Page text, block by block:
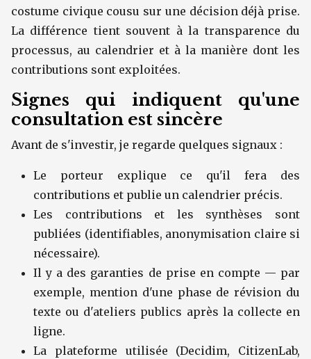
costume civique cousu sur une décision déjà prise.
La différence tient souvent à la transparence du
processus, au calendrier et à la manière dont les
contributions sont exploitées.
Signes qui indiquent qu'une
consultation est sincère
Avant de s'investir, je regarde quelques signaux :
Le porteur explique ce qu'il fera des
contributions et publie un calendrier précis.
Les contributions et les synthèses sont
publiées (identifiables, anonymisation claire si
nécessaire).
Il y a des garanties de prise en compte — par
exemple, mention d'une phase de révision du
texte ou d'ateliers publics après la collecte en
ligne.
La plateforme utilisée (Decidim, CitizenLab,